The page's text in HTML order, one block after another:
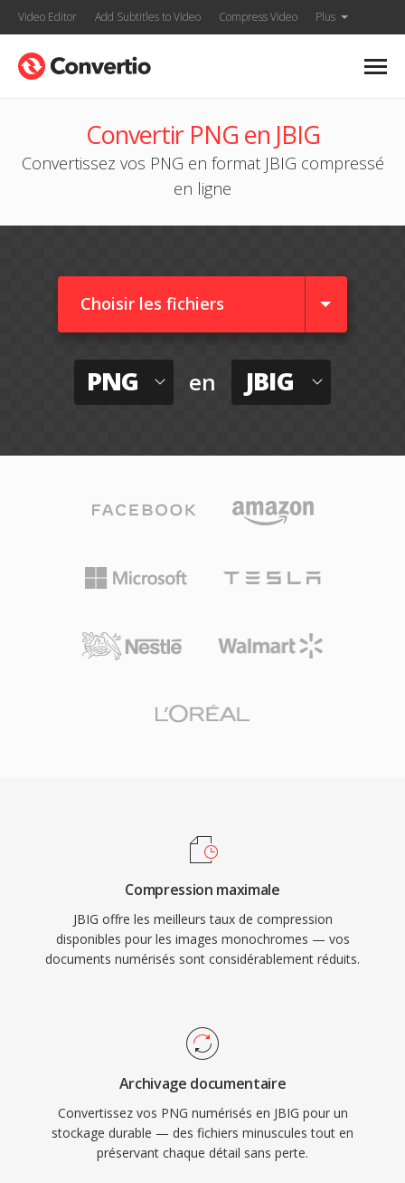
Video Editor Add Subtitles to Video Compress Video Plus
Convertir PNG en JBIG
Convertissez vos PNG en format JBIG compressé
en ligne
Choisir les fichiers
PNG en JBIG
Compression maximale
JBIG offre les meilleurs taux de compression
disponibles pour les images monochromes — vos
documents numérisés sont considérablement réduits.
Archivage documentaire
Convertissez vos PNG numérisés en JBIG pour un
stockage durable — des fichiers minuscules tout en
préservant chaque détail sans perte.